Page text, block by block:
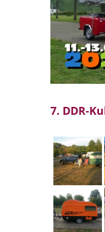
7. DDR-